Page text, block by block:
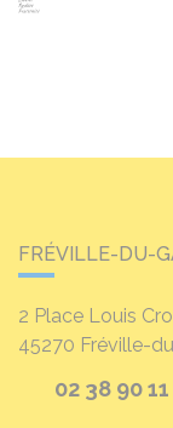
FRÉVILLE-DU-
2 Place Louis
45270 Fréville-
02 38 90